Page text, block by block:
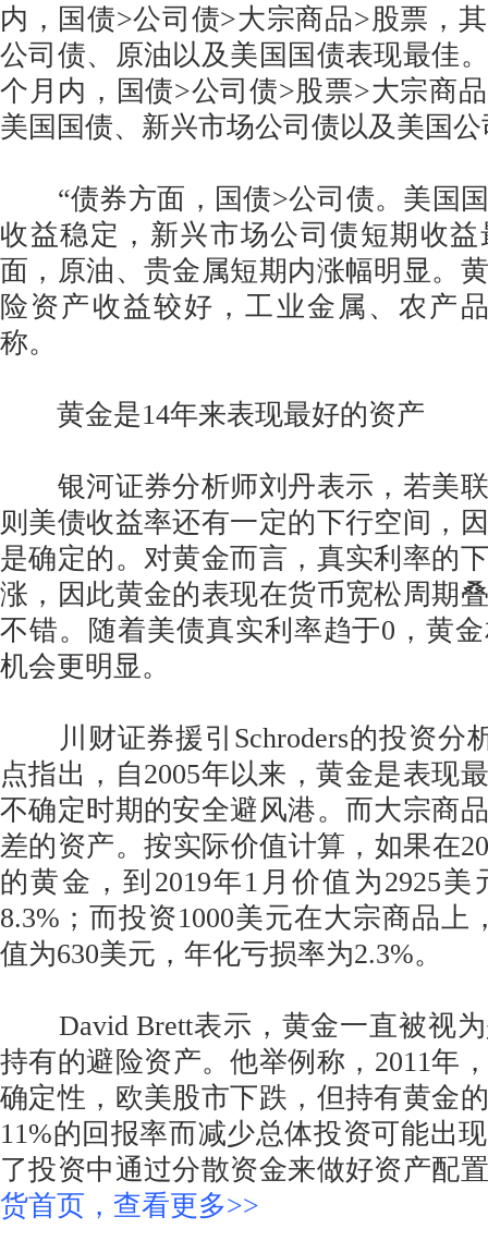
内，国债>公司债>大宗商品>股票，
公司债、原油以及美国国债表现最佳
个月内，国债>公司债>股票>大宗商
美国国债、新兴市场公司债以及美国
“债券方面，国债>公司债。美国国
收益稳定，新兴市场公司债短期收
面，原油、贵金属短期内涨幅明显。
险资产收益较好，工业金属、农产
称。
黄金是14年来表现最好的资产
银河证券分析师刘丹表示，若美联
则美债收益率还有一定的下行空间，
是确定的。对黄金而言，真实利率的
涨，因此黄金的表现在货币宽松周期
不错。随着美债真实利率趋于0，黄
机会更明显。
川财证券援引Schroders的投资分
点指出，自2005年以来，黄金是表现
不确定时期的安全避风港。而大宗商
差的资产。按实际价值计算，如果在
的黄金，到2019年1月价值为2925
8.3%；而投资1000美元在大宗商品上
值为630美元，年化亏损率为2.3%。
David Brett表示，黄金一直被视为
持有的避险资产。他举例称，2011年
确定性，欧美股市下跌，但持有黄金
11%的回报率而减少总体投资可能出
了投资中通过分散资金来做好资产配
货首页，查看更多>>